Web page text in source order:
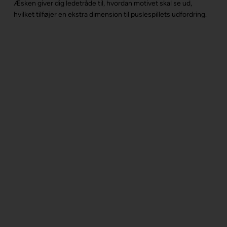
Æsken giver dig ledetråde til, hvordan motivet skal se ud,
hvilket tilføjer en ekstra dimension til puslespillets udfordring.